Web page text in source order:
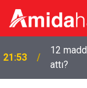
21:53
12
attı?